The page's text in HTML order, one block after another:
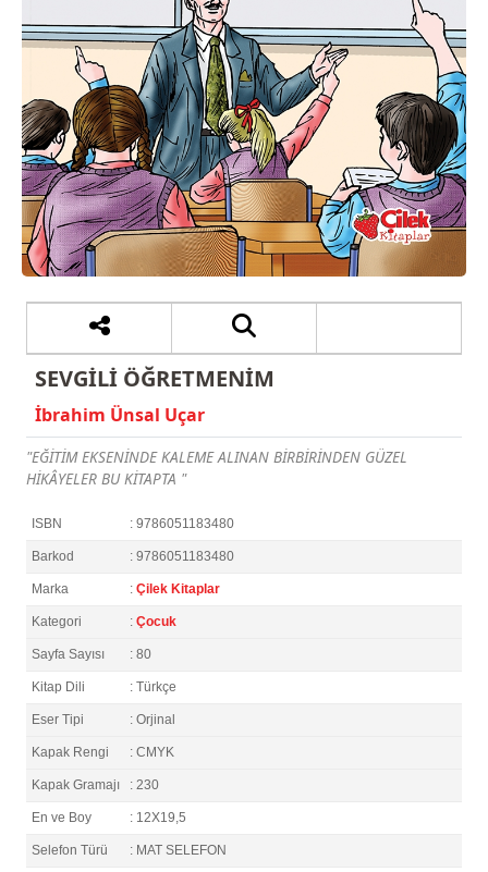
SEVGİLİ ÖĞRETMENİM
İbrahim Ünsal Uçar
"EĞİTİM EKSENİNDE KALEME ALINAN BİRBİRİNDEN GÜZEL
HİKÂYELER BU KİTAPTA "
ISBN : 9786051183480
Barkod : 9786051183480
Marka : Çilek Kitaplar
Kategori : Çocuk
Sayfa Sayısı : 80
Kitap Dili : Türkçe
Eser Tipi : Orjinal
Kapak Rengi : CMYK
Kapak Gramajı : 230
En ve Boy : 12X19,5
Selefon Türü : MAT SELEFON